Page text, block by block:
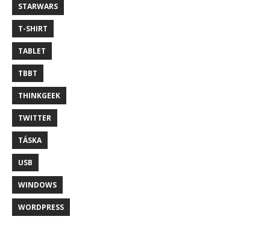
STARWARS
T-SHIRT
TABLET
TBBT
THINKGEEK
TWITTER
TÁSKA
USB
WINDOWS
WORDPRESS